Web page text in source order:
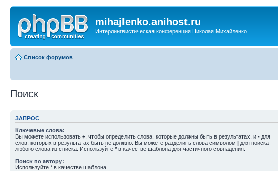
mihajlenko.anihost.ru
Интерлингвистическая конференция Николая Михайленко
Список форумов
Поиск
ЗАПРОС
Ключевые слова:
Вы можете использовать + , чтобы определить слова, которые должны быть в результатах, и - для
слов, которых в результатах быть не должно. Вы можете разделить слова символом | для поиска
любого слова из списка. Используйте * в качестве шаблона для частичного совпадения.
Поиск по автору:
Используйте * в качестве шаблона.